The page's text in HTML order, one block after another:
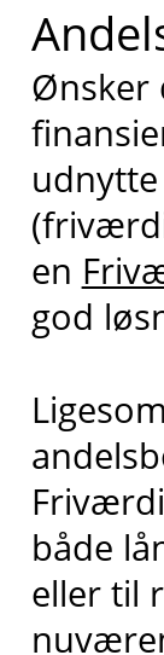
Ønsker
en
god
både
eller til